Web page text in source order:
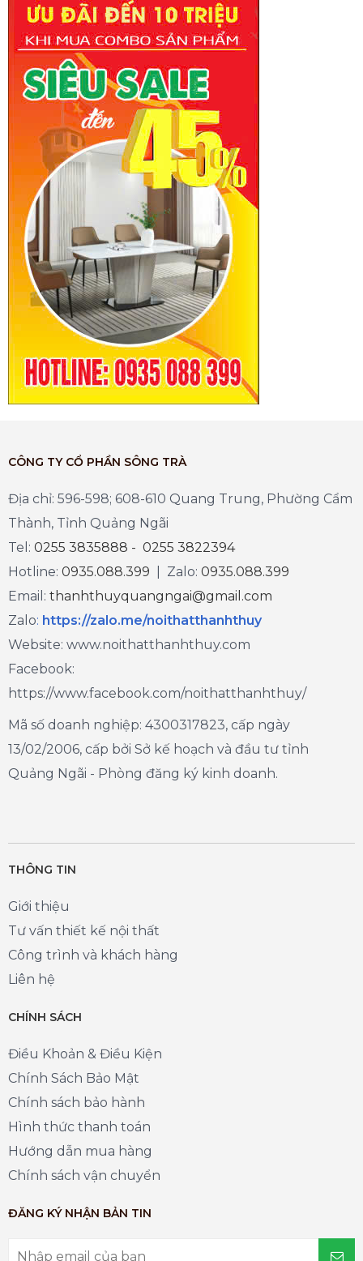
CÔNG TY CỔ PHẦN SÔNG TRÀ
Địa chỉ: 596-598; 608-610 Quang Trung, Phường Cẩm
Thành, Tỉnh Quảng Ngãi
Tel: 0255 3835888 - 0255 3822394
Hotline: 0935.088.399 | Zalo: 0935.088.399
Email: thanhthuyquangngai@gmail.com
Zalo: https://zalo.me/noithatthanhthuy
Website: www.noithatthanhthuy.com
Facebook:
https://www.facebook.com/noithatthanhthuy/
Mã số doanh nghiệp: 4300317823, cấp ngày
13/02/2006, cấp bởi Sở kế hoạch và đầu tư tỉnh
Quảng Ngãi - Phòng đăng ký kinh doanh.
THÔNG TIN
Giới thiệu
Tư vấn thiết kế nội thất
Công trình và khách hàng
Liên hệ
CHÍNH SÁCH
Điều Khoản & Điều Kiện
Chính Sách Bảo Mật
Chính sách bảo hành
Hình thức thanh toán
Hướng dẫn mua hàng
Chính sách vận chuyển
ĐĂNG KÝ NHẬN BẢN TIN